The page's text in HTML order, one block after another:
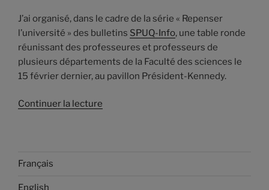
J’ai organisé, dans le cadre de la série « Repenser
l’université » des bulletins SPUQ-Info, une table ronde
réunissant des professeures et professeurs de
plusieurs départements de la Faculté des sciences le
15 février dernier, au pavillon Président-Kennedy.
Continuer la lecture
Français
English